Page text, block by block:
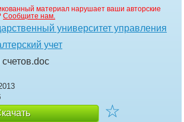
материал нарушает ваши авторские
Сообщите нам.
университет управления
учет
.doc
☆